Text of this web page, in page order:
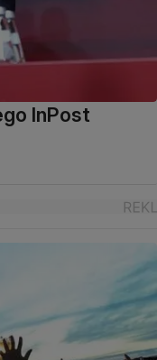
InPost